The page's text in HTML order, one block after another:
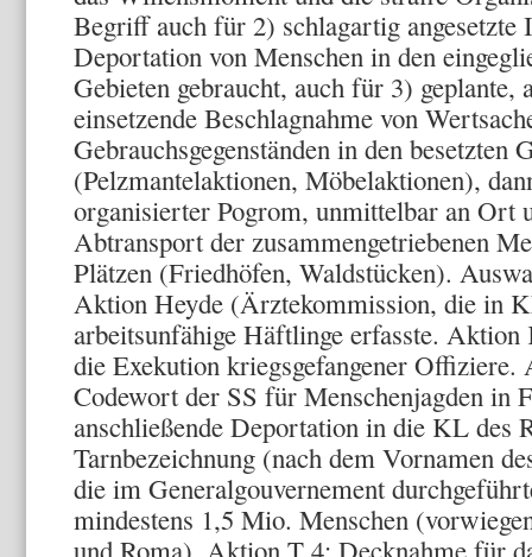
Begriff auch für 2) schlagartig angesetzte
Deportation von Menschen in den
Gebieten gebraucht, auch für 3) geplante,
einsetzende Beschlagnahme von
Gebrauchsgegenständen in den besetzten
(Pelzmantelaktionen, Möbelaktionen),
organisierter Pogrom, unmittelbar an Ort
Abtransport der zusammengetriebenen
Plätzen (Friedhöfen, Waldstücken).
Aktion Heyde (Ärztekommission, die in
arbeitsunfähige Häftlinge erfasste.
die Exekution kriegsgefangener
Codewort der SS für Menschenjagden in
anschließende Deportation in die KL des
Tarnbezeichnung (nach dem Vornamen
die im Generalgouvernement
mindestens 1,5 Mio. Menschen
und Roma). Aktion T 4: Decknahme für